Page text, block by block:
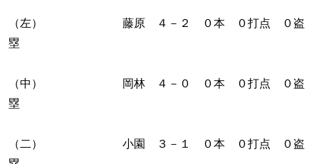
（左） 藤原 ４－２ ０本 ０打点 ０盗
塁
（中） 岡林 ４－０ ０本 ０打点 ０盗
塁
（二） 小園 ３－１ ０本 ０打点 ０盗